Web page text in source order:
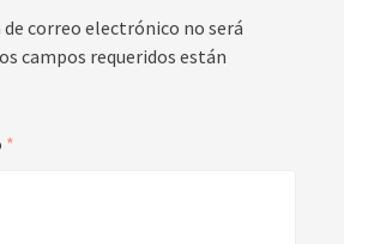
de correo electrónico no será
campos requeridos están
*